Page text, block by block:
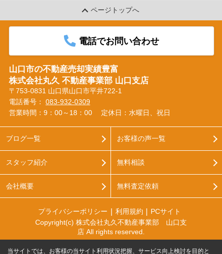
ページトップへ
電話でお問い合わせ
山口市の不動産売却実績豊富
株式会社丸久 不動産事業部 山口支店
〒753-0831 山口県山口市平井722-1
電話番号： 083-932-0309
営業時間：9：00～18：00
定休日：水曜日、祝日
ブログ一覧
スタッフ紹介
会社概要
お客様の声一覧
無料相談
無料査定依頼
プライバシーポリシー 利用規約
PCサイト
Copyright(c) 株式会社丸久不動産事業部 山口支
店 All rights reserved.
当サイトでは、お客様の当サイト利用状況把握、サービス向上検討を目的と